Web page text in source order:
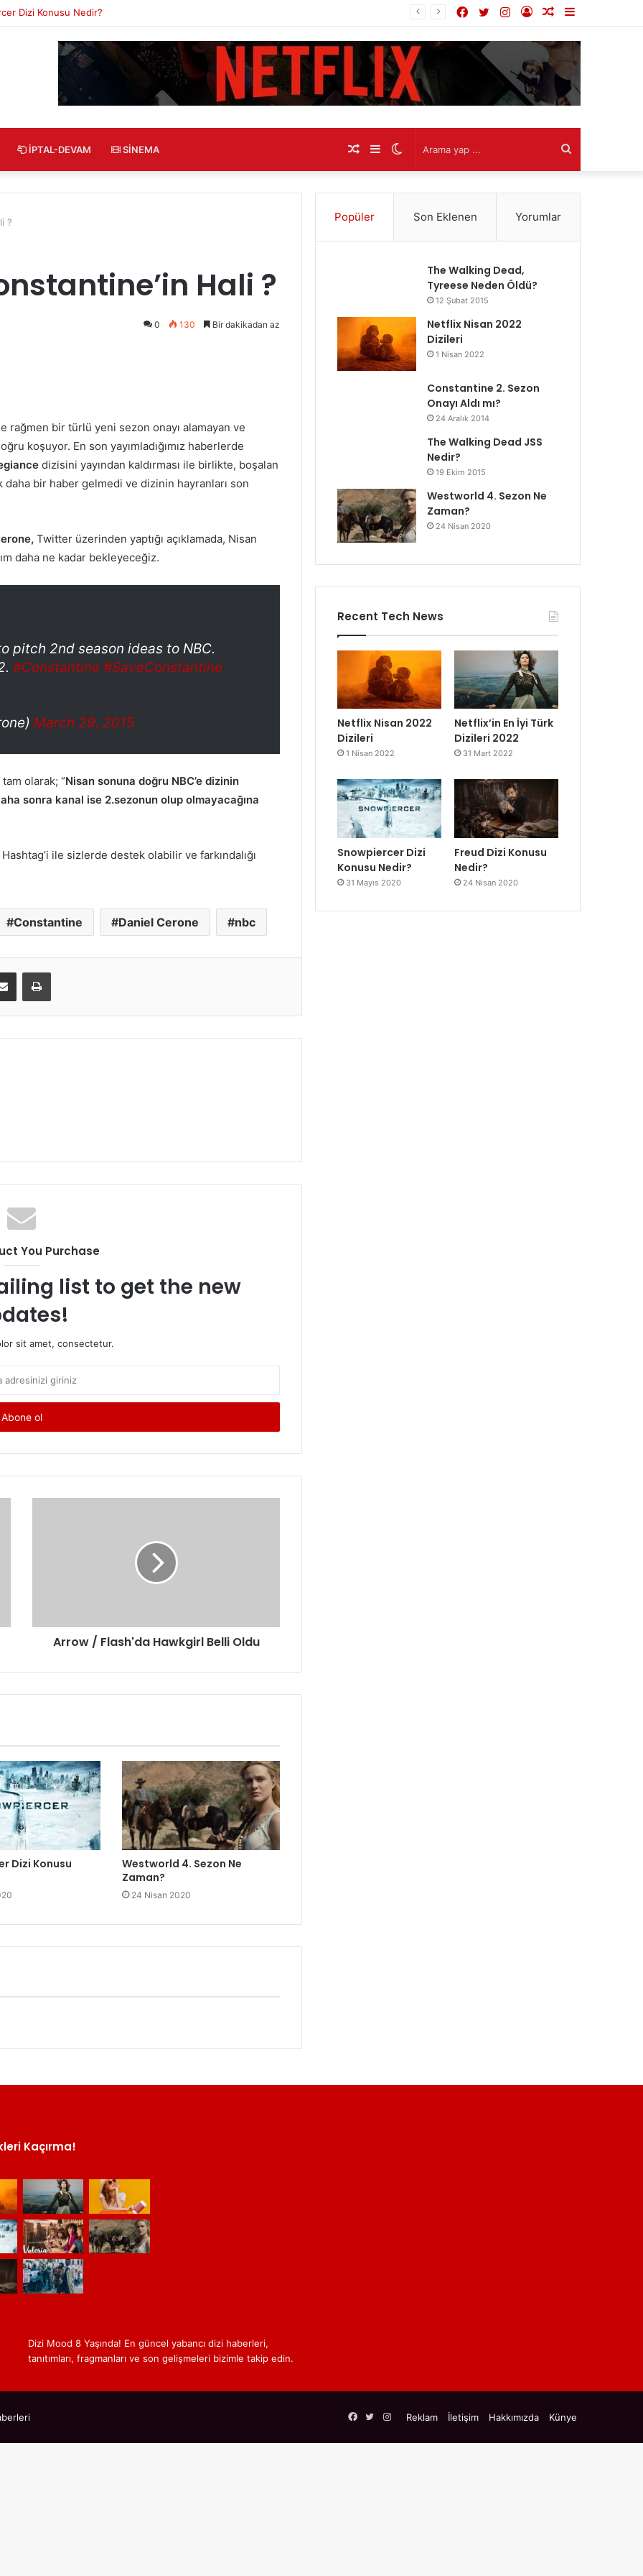
Konusu Nedir?
Bölmesi
Rastgele
Makale
Kayıt
Ol
Instagram
Twitter
Facebook
İPTAL-DEVAM SINEMA
yap
görünümü
Kenar
Bölmesi
Rastgele
Makale
?
Hali ?
0 130 Bir dakikadan az
bir türlü yeni sezon onayı alamayan ve
koşuyor. En son yayımladığımız haberlerde
dizisini yayından kaldırması ile birlikte, boşalan
daha bir haber gelmedi ve dizinin hayranları son
Twitter üzerinden yaptığı açıklamada, Nisan
daha ne kadar bekleyeceğiz.
pitch 2nd season ideas to NBC.
#Constantine #SaveConstantine
March 29, 2015
olarak; “Nisan sonuna doğru NBC’e dizinin
sonra kanal ise 2.sezonun olup olmayacağına
Hashtag’i ile sizlerde destek olabilir ve farkındalığı
Constantine Daniel Cerone nbc
You Purchase
list to get the new
sit amet, consectetur.
Arrow / Flash'da Hawkgirl Belli Oldu
Dizi Konusu
Westworld 4. Sezon Ne
Zaman?
24 Nisan 2020
Popüler Son Eklenen Yorumlar
The Walking Dead,
Tyreese Neden Öldü?
12 Şubat 2015
Netflix Nisan 2022
Dizileri
1 Nisan 2022
Constantine 2. Sezon
Onayı Aldı mı?
24 Aralık 2014
The Walking Dead JSS
Nedir?
19 Ekim 2015
Westworld 4. Sezon Ne
Zaman?
24 Nisan 2020
Recent Tech News
Netflix Nisan 2022
Dizileri
1 Nisan 2022
Netflix’in En İyi Türk
Dizileri 2022
31 Mart 2022
Snowpiercer Dizi
Konusu Nedir?
31 Mayıs 2020
Freud Dizi Konusu
Nedir?
24 Nisan 2020
Kaçırma!
Dizi Mood 8 Yaşında! En güncel yabancı dizi haberleri,
tanıtımları, fragmanları ve son gelişmeleri bizimle takip edin.
Reklam İletişim Hakkımızda Künye
Facebook
TwitterInstagram